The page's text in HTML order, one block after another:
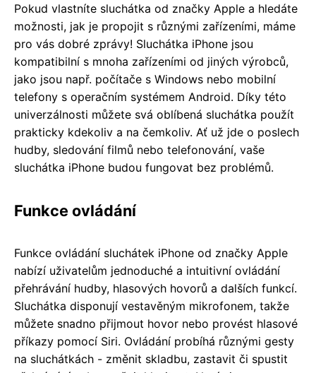
Pokud vlastníte sluchátka od značky Apple a hledáte
možnosti, jak je propojit s různými zařízeními, máme
pro vás dobré zprávy! Sluchátka iPhone jsou
kompatibilní s mnoha zařízeními od jiných výrobců,
jako jsou např. počítače s Windows nebo mobilní
telefony s operačním systémem Android. Díky této
univerzálnosti můžete svá oblíbená sluchátka použít
prakticky kdekoliv a na čemkoliv. Ať už jde o poslech
hudby, sledování filmů nebo telefonování, vaše
sluchátka iPhone budou fungovat bez problémů.
Funkce ovládání
Funkce ovládání sluchátek iPhone od značky Apple
nabízí uživatelům jednoduché a intuitivní ovládání
přehrávání hudby, hlasových hovorů a dalších funkcí.
Sluchátka disponují vestavěným mikrofonem, takže
můžete snadno přijmout hovor nebo provést hlasové
příkazy pomocí Siri. Ovládání probíhá různými gesty
na sluchátkách - změnit skladbu, zastavit či spustit